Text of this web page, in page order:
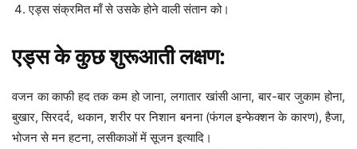
एड्स संक्रमित माँ से उसके होने वाली संतान को।
एड्स के कुछ शुरूआती लक्षण:
वजन का काफी हद तक कम हो जाना, लगातार खांसी आना, बार-बार जुकाम होना,
बुखार, सिरदर्द, थकान, शरीर पर निशान बनना (फंगल इन्फेक्शन के कारण), हैजा,
भोजन से मन हटना, लसीकाओं में सूजन इत्यादि।